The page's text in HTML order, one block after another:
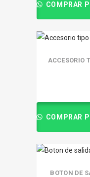
COMPRAR
ACCESORIO
COMPRAR
BOTON DE